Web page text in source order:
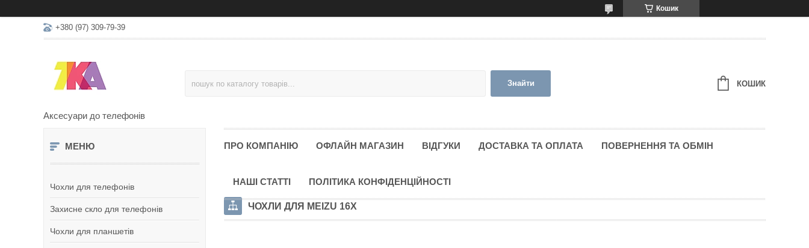
Кошик
+380 (97) 309-79-39
Аксесуари до телефонів
Знайти КОШИК
Чохли для телефонів
Захисне скло для телефонів
Чохли для планшетів
ПРО КОМПАНІЮ ОФЛАЙН МАГАЗИН ВІДГУКИ ДОСТАВКА ТА ОПЛАТА ПОВЕРНЕННЯ ТА ОБМІН
НАШІ СТАТТІ ПОЛІТИКА КОНФІДЕНЦІЙНОСТІ
ЧОХЛИ ДЛЯ MEIZU 16X